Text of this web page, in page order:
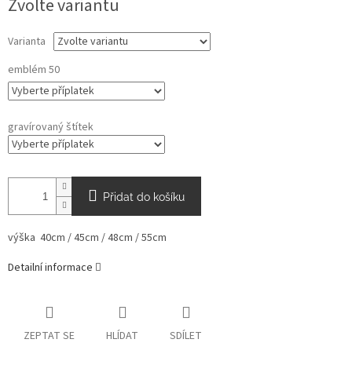
Zvolte variantu
Varianta
emblém 50
gravírovaný štítek
Přidat do košíku
výška 40cm / 45cm / 48cm / 55cm
Detailní informace
ZEPTAT SE HLÍDAT SDÍLET